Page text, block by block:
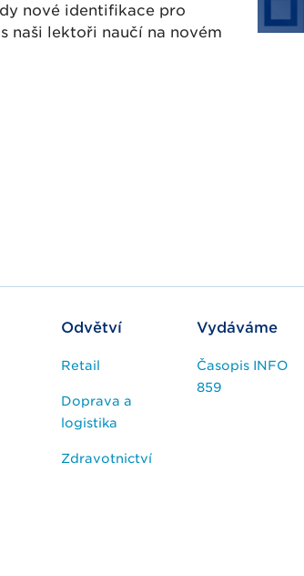
nové identifikace pro
naši lektoři naučí na novém
Odvětví
Retail
Doprava a
logistika
Zdravotnictví
Vydáváme
Časopis INFO
859